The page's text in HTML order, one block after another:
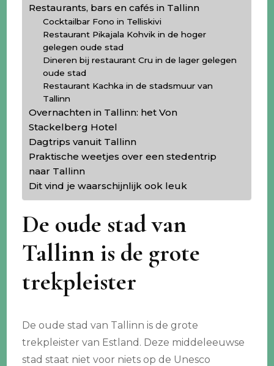
Restaurants, bars en cafés in Tallinn
Cocktailbar Fono in Telliskivi
Restaurant Pikajala Kohvik in de hoger
gelegen oude stad
Dineren bij restaurant Cru in de lager gelegen
oude stad
Restaurant Kachka in de stadsmuur van
Tallinn
Overnachten in Tallinn: het Von
Stackelberg Hotel
Dagtrips vanuit Tallinn
Praktische weetjes over een stedentrip
naar Tallinn
Dit vind je waarschijnlijk ook leuk
De oude stad van
Tallinn is de grote
trekpleister
De oude stad van Tallinn is de grote
trekpleister van Estland. Deze middeleeuwse
stad staat niet voor niets op de Unesco